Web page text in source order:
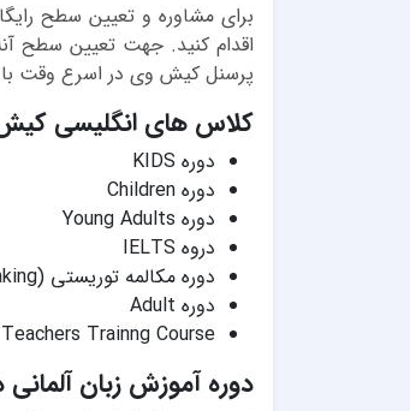
برای مشاوره و تعیین سطح
اقدام کنید. جهت تعیین سطح
پرسنل کیش وی در اسرع وقت
کلاس های انگلیسی
دوره KIDS
دوره Children
دوره Young Adults
دروه IELTS
دوره مکالمه توریستی (Speaking)
دوره Adult
Teachers Trainng Course
دوره آموزش زبان